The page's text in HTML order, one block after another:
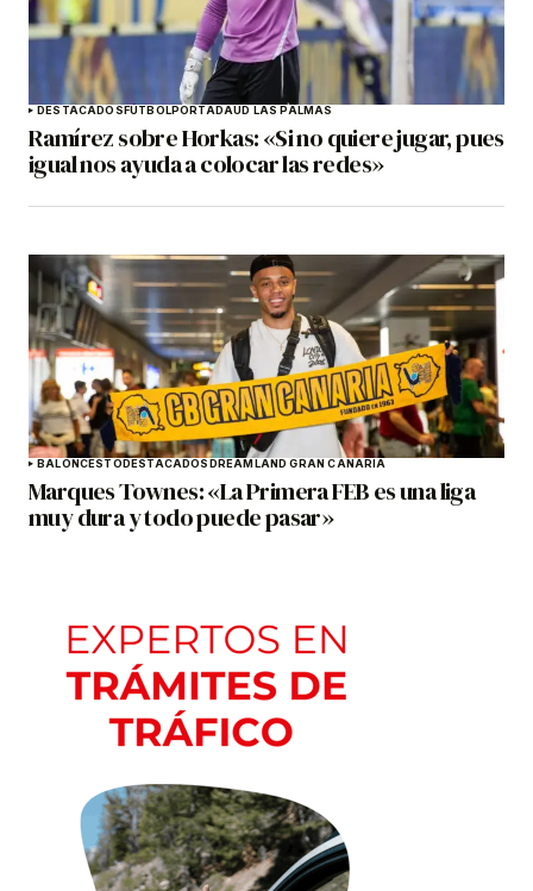
DESTACADOSFÚTBOLPORTADAUD LAS PALMAS
Ramírez sobre Horkas: «Si no quiere jugar, pues
igual nos ayuda a colocar las redes»
BALONCESTODESTACADOSDREAMLAND GRAN CANARIA
Marques Townes: «La Primera FEB es una liga
muy dura y todo puede pasar»